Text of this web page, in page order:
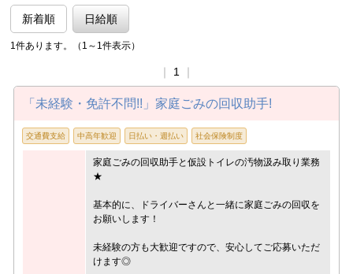
新着順 日給順
1件あります。（1～1件表示）
1
「未経験・免許不問!!」家庭ごみの回収助手!
交通費支給 中高年歓迎 日払い・週払い 社会保険制度
家庭ごみの回収助手と仮設トイレの汚物汲み取り業務
★
基本的に、ドライバーさんと一緒に家庭ごみの回収を
お願いします！
未経験の方も大歓迎ですので、安心してご応募いただ
けます◎